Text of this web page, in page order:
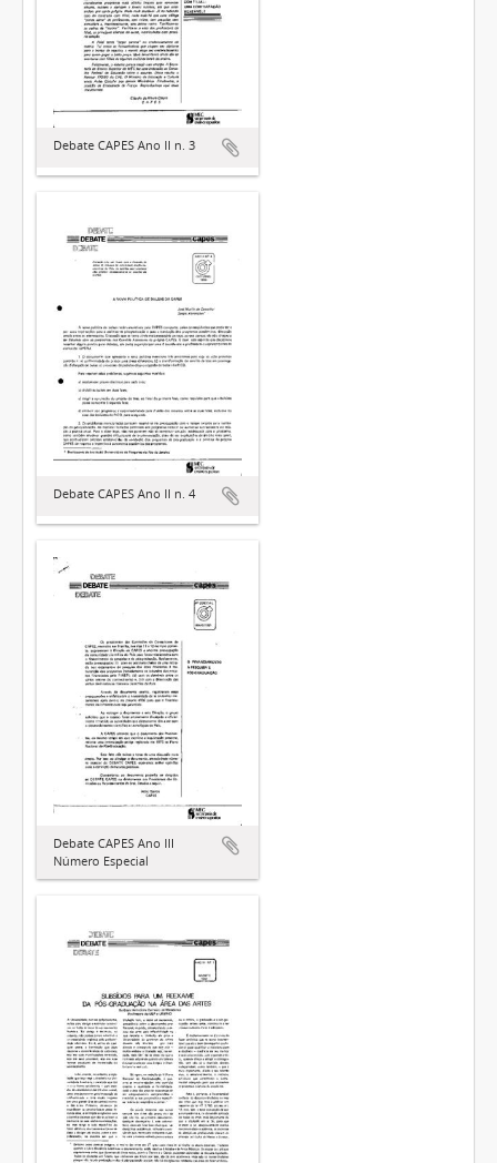
Debate CAPES Ano II n. 3
Debate CAPES Ano II n. 4
Debate CAPES Ano III
Número Especial